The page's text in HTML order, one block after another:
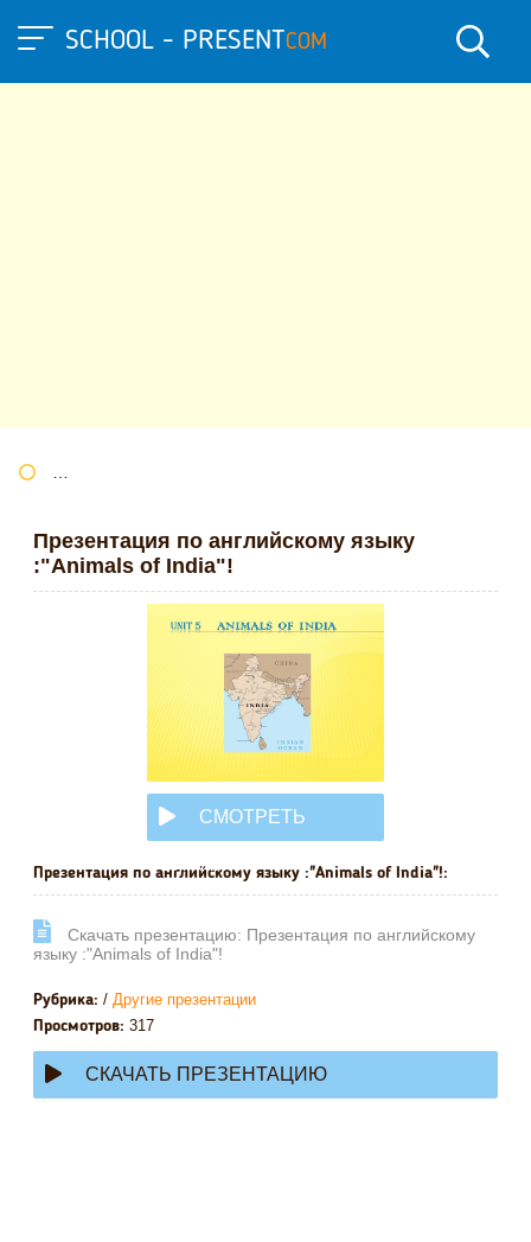
SCHOOL - PRESENTCOM
Презентация по английскому языку
:"Animals of India"!
СМОТРЕТЬ
ОНЛАЙН
Презентация по английскому языку :"Animals of India"!:
Cкачать презентацию: Презентация по английскому
языку :"Animals of India"!
Рубрика: / Другие презентации
Просмотров: 317
СКАЧАТЬ ПРЕЗЕНТАЦИЮ